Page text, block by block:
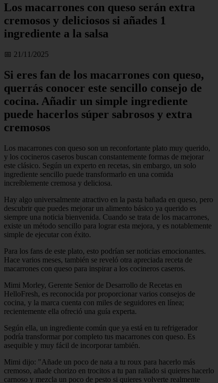
Los macarrones con queso serán extra
cremosos y deliciosos si añades 1
ingrediente a la salsa
📅 21/11/2025
Si eres fan de los macarrones con queso,
querrás conocer este sencillo consejo de
cocina. Añadir un simple ingrediente
puede hacerlos súper sabrosos y extra
cremosos
Los macarrones con queso son un reconfortante plato muy querido,
y los cocineros caseros buscan constantemente formas de mejorar
este clásico. Según un experto en recetas, sin embargo, un solo
ingrediente sencillo puede transformarlo en una comida
increíblemente cremosa y deliciosa.
Hay algo universalmente atractivo en la pasta bañada en queso, pero
descubrir que puedes mejorar un alimento básico ya querido es
siempre una noticia bienvenida. Cuando se trata de los macarrones,
existe un método sencillo para lograr esta mejora, y es notablemente
simple de ejecutar con éxito.
Para los fans de este plato, esto podrían ser noticias emocionantes.
Hace varios meses, también se reveló otra apreciada receta de
macarrones con queso para inspirar a los cocineros caseros.
Mimi Morley, Gerente Senior de Desarrollo de Recetas en
HelloFresh, es reconocida por proporcionar varios consejos de
cocina, y la marca cuenta con miles de seguidores en línea;
recientemente ella ofreció una guía experta.
Según ella, un ingrediente común que ya está en tu refrigerador
podría transformar por completo tus macarrones con queso. Es
asequible y muy fácil de incorporar también.
Mimi dijo: "Añade un poco de nata a tu roux para hacerlo más
cremoso, añade chorizo en trocitos a tu pan rallado si quieres hacerlo
carnoso y mezcla un poco de pesto si quieres volverte realmente